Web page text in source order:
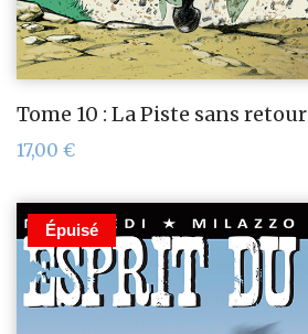
Tome 10 : La Piste sans retour
17,00 €
Épuisé